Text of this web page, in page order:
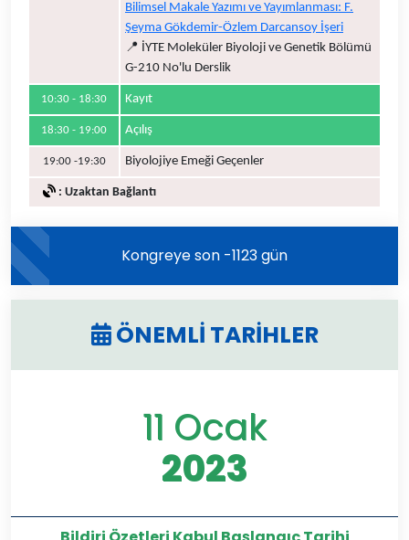
Kongreye son -1123 gün
ÖNEMLİ TARİHLER
11 Ocak
2023
Bilimsel Makale Yazımı ve Yayımlanması: F.
Şeyma Gökdemir-Özlem Darcansoy İşeri
📍 İYTE Moleküler Biyoloji ve Genetik Bölümü
G-210 No'lu Derslik
10:30 - 18:30 Kayıt
18:30 - 19:00 Açılış
19:00 -19:30 Biyolojiye Emeği Geçenler
: Uzaktan Bağlantı